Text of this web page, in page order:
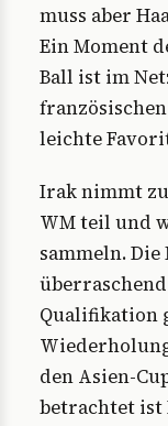
muss aber
Ein Moment
Ball ist im
leichte
Irak nimmt
WM teil und
sammeln.
Qualifikation
den Asien-
betrachtet ist